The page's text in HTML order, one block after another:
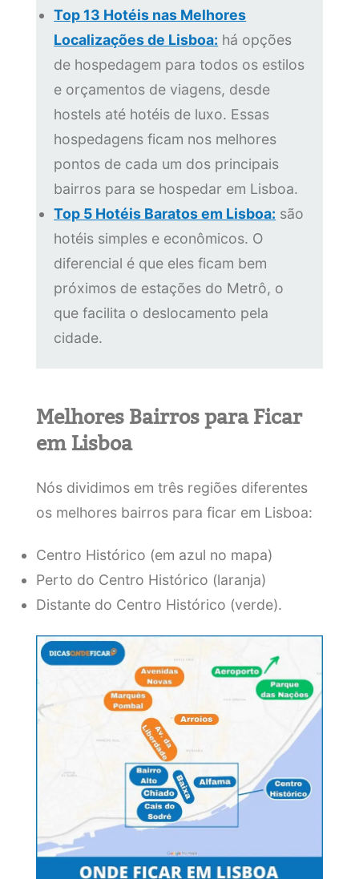
Top 13 Hotéis nas Melhores
Localizações de Lisboa: há opções
de hospedagem para todos os estilos
e orçamentos de viagens, desde
hostels até hotéis de luxo. Essas
hospedagens ficam nos melhores
pontos de cada um dos principais
bairros para se hospedar em Lisboa.
Top 5 Hotéis Baratos em Lisboa: são
hotéis simples e econômicos. O
diferencial é que eles ficam bem
próximos de estações do Metrô, o
que facilita o deslocamento pela
cidade.
Melhores Bairros para Ficar
em Lisboa
Nós dividimos em três regiões diferentes
os melhores bairros para ficar em Lisboa:
Centro Histórico (em azul no mapa)
Perto do Centro Histórico (laranja)
Distante do Centro Histórico (verde).